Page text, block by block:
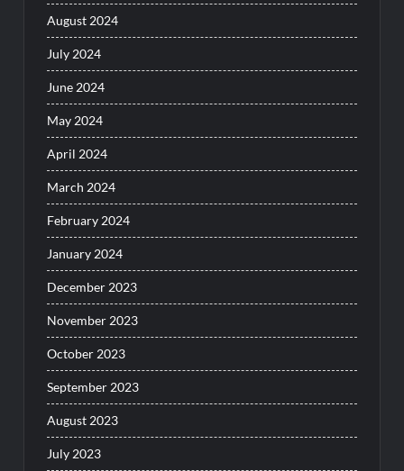
August 2024
July 2024
June 2024
May 2024
April 2024
March 2024
February 2024
January 2024
December 2023
November 2023
October 2023
September 2023
August 2023
July 2023